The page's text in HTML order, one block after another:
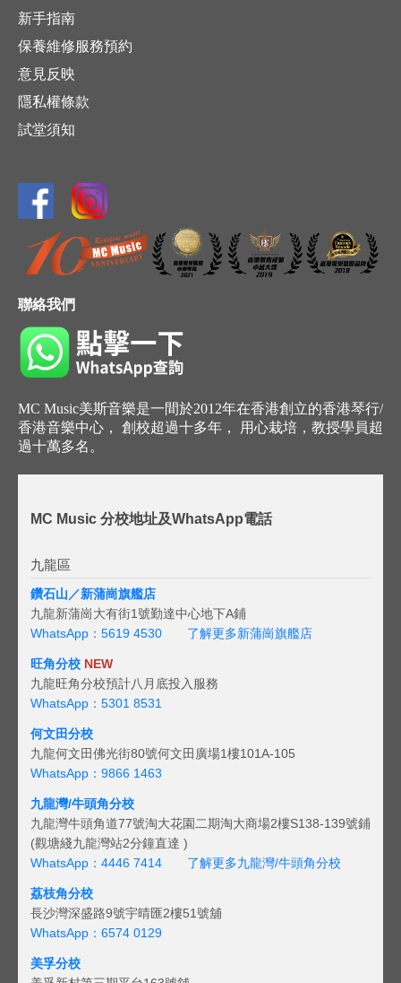
新手指南
保養維修服務預約
意見反映
隱私權條款
試堂須知
聯絡我們
MC Music美斯音樂是一間於2012年在香港創立的香港琴行/
香港音樂中心， 創校超過十多年， 用心栽培，教授學員超
過十萬多名。
MC Music 分校地址及WhatsApp電話
九龍區
鑽石山／新蒲崗旗艦店
九龍新蒲崗大有街1號勤達中心地下A鋪
WhatsApp：5619 4530
了解更多新蒲崗旗艦店
旺角分校 NEW
九龍旺角分校預計八月底投入服務
WhatsApp：5301 8531
何文田分校
九龍何文田佛光街80號何文田廣場1樓101A-105
WhatsApp：9866 1463
九龍灣/牛頭角分校
九龍灣牛頭角道77號淘大花園二期淘大商場2樓S138-139號鋪
(觀塘綫九龍灣站2分鐘直達 )
WhatsApp：4446 7414
了解更多九龍灣/牛頭角分校
荔枝角分校
長沙灣深盛路9號宇晴匯2樓51號舖
WhatsApp：6574 0129
美孚分校